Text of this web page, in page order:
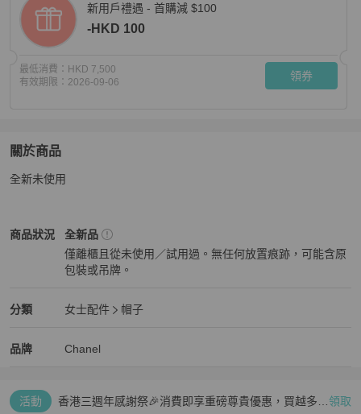
新用戶禮遇 - 首購減 $100
-HKD 100
最低消費： HKD 7,500
有效期限： 2026-09-06 領券
關於商品
關於全新✨Chanel✨2026超難買 鴨舌帽棒球帽 有購證
全新未使用
商品狀況
Chanel女士配件商品狀態與細節
全新品
僅離櫃且從未使用／試用過。無任何放置痕跡，可能含原
包裝或吊牌。
分類
Chanel 女士配件分類資訊
女士配件
帽子
品牌
Chanel 精品女士配件
Chanel
Chanel 推薦清單
活動
香港三週年感謝祭🎉消費即享重磅尊貴優惠，買越多、 領取